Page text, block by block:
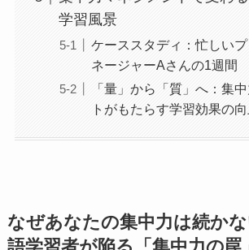
学習風景
ケーススタディ：忙しい
ネージャーAさんの1週間
「量」から「質」へ：集
トがもたらす学習効果の向
なぜあなたの集中力は続か